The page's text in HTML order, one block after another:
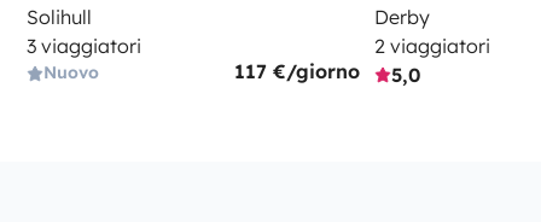
Solihull
3 viaggiatori
Nuovo 117 €/giorno
Derby
2 viaggiatori
5,0